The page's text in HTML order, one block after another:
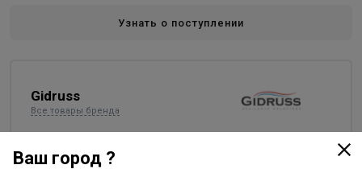
Узнать о поступлении
Gidruss
Все товары бренда
Ваш город ?